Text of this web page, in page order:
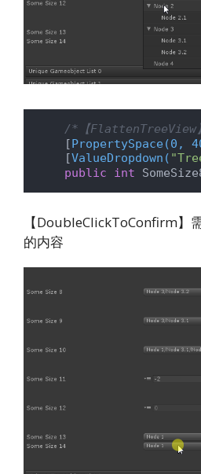
/*【FlattenTreeView】
    [
PropertySpace(0,
    [
ValueDropdown(
public
int
【DoubleClickToConfirm】
的内容